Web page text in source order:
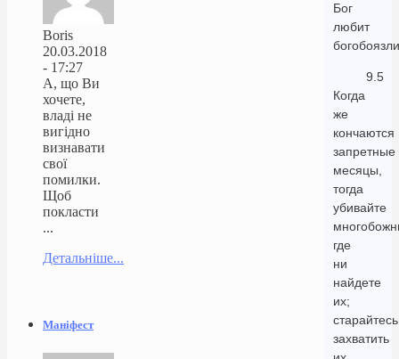
Бог
любит
9.5
Когда
же
кончаются
запретные
месяцы,
тогда
убивайте
где
ни
найдете
их;
старайтесь
захватить
Boris
20.03.2018
- 17:27
А, що Ви
хочете,
владі не
вигідно
визнавати
свої
помилки.
Щоб
покласти
...
Детальніше...
Маніфест